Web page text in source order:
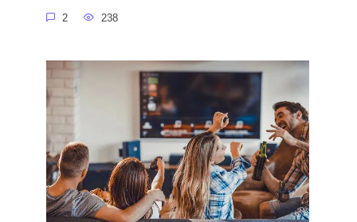
2 238